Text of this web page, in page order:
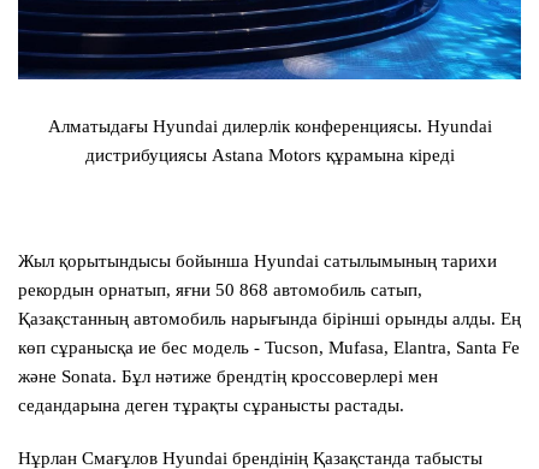
Алматыдағы Hyundai дилерлік конференциясы. Hyundai
дистрибуциясы Astana Motors құрамына кіреді
Жыл қорытындысы бойынша Hyundai сатылымының тарихи
рекордын орнатып, яғни 50 868 автомобиль сатып,
Қазақстанның автомобиль нарығында бірінші орынды алды. Ең
көп сұранысқа ие бес модель - Tucson, Mufasa, Elantra, Santa Fe
және Sonata. Бұл нәтиже брендтің кроссоверлері мен
седандарына деген тұрақты сұранысты растады.
Нұрлан Смағұлов Hyundai брендінің Қазақстанда табысты